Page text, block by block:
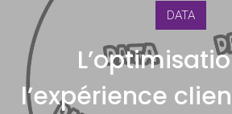
DATA
l’expérience